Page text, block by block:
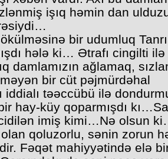
işıq həmin dan
bir udumluq
hələ ki… Ətrafı cingilti
damlamızın ağlamaq,
bir cüt pəjmürdəhal
iddialı təəccübü ilə
hay-küy qoparmışdı
imiş kimi…Nə olsun
qoluzorlu, sənin zorun
Fəqət mahiyyətində elə